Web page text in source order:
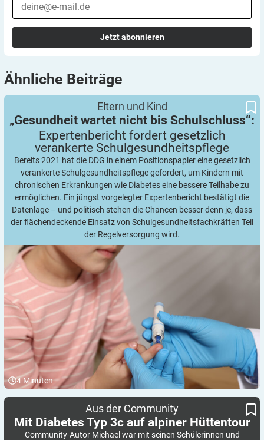
Jetzt abonnieren
Ähnliche Beiträge
Schulgesundheitspflege
Eltern und Kind
„Gesundheit wartet nicht bis Schulschluss“:
Expertenbericht fordert gesetzlich
verankerte Schulgesundheitspflege
Bereits 2021 hat die DDG in einem Positionspapier eine gesetzlich
verankerte Schulgesundheitspflege gefordert, um Kindern mit
chronischen Erkrankungen wie Diabetes eine bessere Teilhabe zu
ermöglichen. Ein jüngst vorgelegter Expertenbericht bestätigt die
Datenlage – und politisch stehen die Chancen besser denn je, dass
der flächendeckende Einsatz von Schulgesundheitsfachkräften Teil
der Regelversorgung wird.
4Minuten
Aus der Community
Mit Diabetes Typ 3c auf alpiner Hüttentour
Community-Autor Michael war mit seinen Schülerinnen und